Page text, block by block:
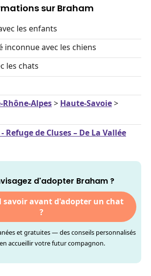
sur Braham
les enfants
inconnue avec les chiens
les chats
Alpes> Haute-Savoie>
- Refuge de Cluses – De La Vallée
d'adopter Braham ?
savoir avant d'adopter un chat
?
et gratuites — des conseils personnalisés
accueillir votre futur compagnon.